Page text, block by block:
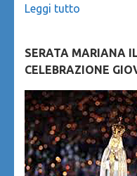
Leggi tutto
SERATA MARIANA
CELEBRAZIONE